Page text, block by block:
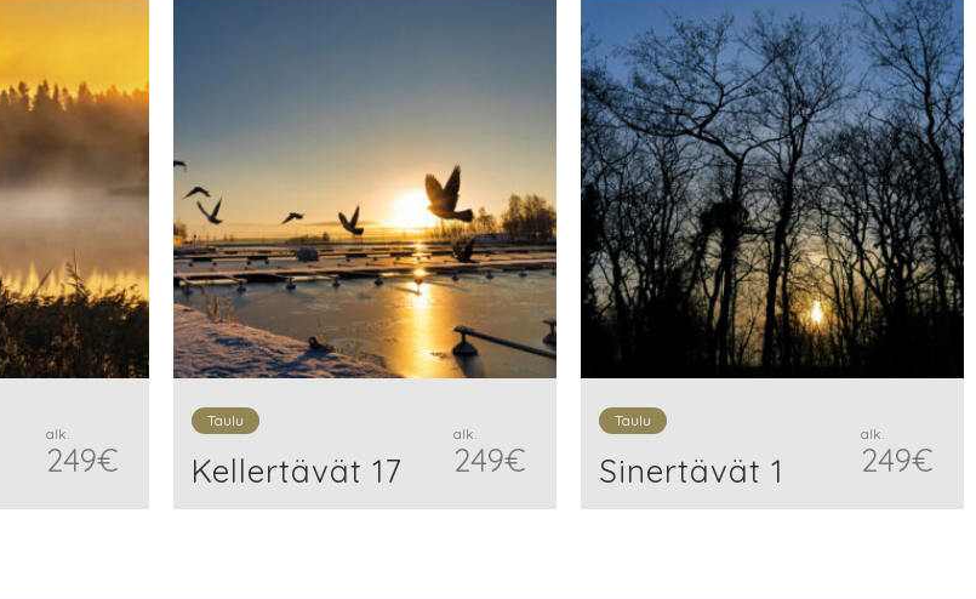
alk.
249€
Taulu
Kellertävät 17
alk.
249€
Taulu
Sinertävät 1
alk.
249€